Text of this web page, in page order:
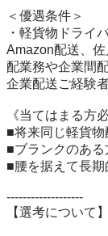
＜優遇条件＞
・軽貨物ドライ
Amazon配送、
配業務や企業間
企業配送ご経験
《当てはまる方
■将来同じ軽貨
■ブランクのある
■腰を据えて長
-------------------
【選考について】